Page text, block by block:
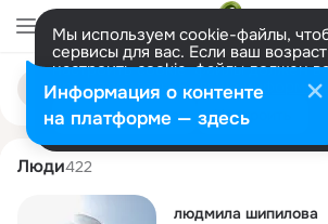
Мы используем cookie-файлы,
сервисы для вас. Если ваш
настроить cookie-файлы должен
представитель. Больше
Разрешить все Настроить
Поиск
людям
lyudmila shipilova
Люди422
людмила шипилова
Информация о контенте
на платформе — здесь